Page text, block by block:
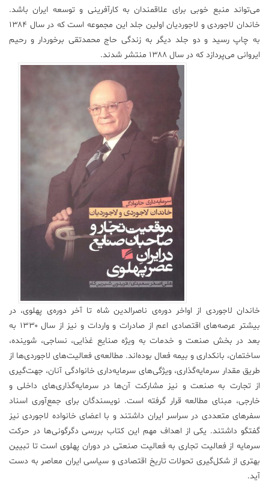
و
فناوری
عکس
می‌تواند منبع خوبی برای علاقمندان به کارآفرینی و توسعه ایران باشد.
خاندان لاجوردی و لاجوردیان اولین جلد این مجموعه است که در سال ۱۳۸۴
به چاپ رسید و دو جلد دیگر به زندگی حاج محمدتقی برخوردار و رحیم
ایروانی می‌پردازد که در سال ۱۳۸۸ منتشر شدند.
خاندان لاجوردی از اواخر دوره‌ی ناصرالدین شاه تا آخر دوره‌ی پهلوی، در
بیشتر عرصه‌های اقتصادی اعم از صادرات و واردات و نیز از سال ۱۳۳۰ به
بعد در بخش صنعت و خدمات به ویژه صنایع غذایی، نساجی، شوینده،
ساختمان، بانکداری و بیمه فعال بوده‌اند. مطالعه‌ی فعالیت‌های لاجوردی‌ها از
طریق مقدار سرمایه‌گذاری، ویژگی‌های سرمایه‌داری خانوادگی آنان، جهت‌گیری
از تجارت به صنعت و نیز مشارکت آن‌ها در سرمایه‌گذاری‌های داخلی و
خارجی، مبنای مطالعه قرار گرفته است. نویسندگان برای جمع‌آوری اسناد
سفرهای متعددی در سراسر ایران داشتند و با اعضای خانواده لاجوردی نیز
گفتگو داشتند. یکی از اهداف مهم این کتاب بررسی دگرگونی‌ها در حرکت
سرمایه از فعالیت تجاری به فعالیت صنعتی در دوران پهلوی است تا تبیین
بهتری از شکل‌گیری تحولات تاریخ اقتصادی و سیاسی ایران معاصر به دست
آید.